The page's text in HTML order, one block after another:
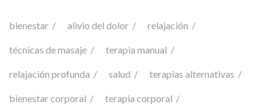
bienestar alivio del dolor relajación
técnicas de masaje terapia manual
relajación profunda salud terapias alternativas
bienestar corporal terapia corporal